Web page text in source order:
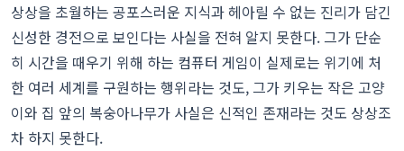
상상을 초월하는 공포스러운 지식과 헤아릴 수 없는 진리가 담긴
신성한 경전으로 보인다는 사실을 전혀 알지 못한다. 그가 단순
히 시간을 때우기 위해 하는 컴퓨터 게임이 실제로는 위기에 처
한 여러 세계를 구원하는 행위라는 것도, 그가 키우는 작은 고양
이와 집 앞의 복숭아나무가 사실은 신적인 존재라는 것도 상상조
차 하지 못한다.